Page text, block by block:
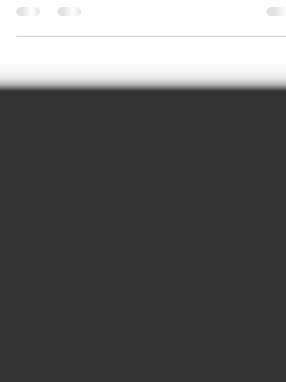
qui permet de profiter d’Internet,
pratiquement de danger.